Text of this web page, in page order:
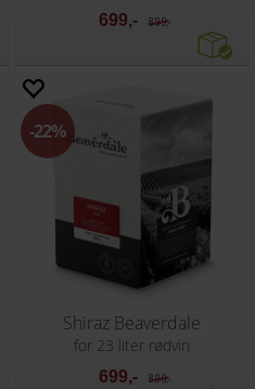
699,- 899,-
22%
Shiraz Beaverdale
for 23 liter rødvin
699,- 899,-